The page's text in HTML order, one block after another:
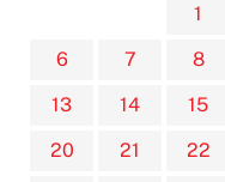
1
6
7 8
13
14 15
20
21 22